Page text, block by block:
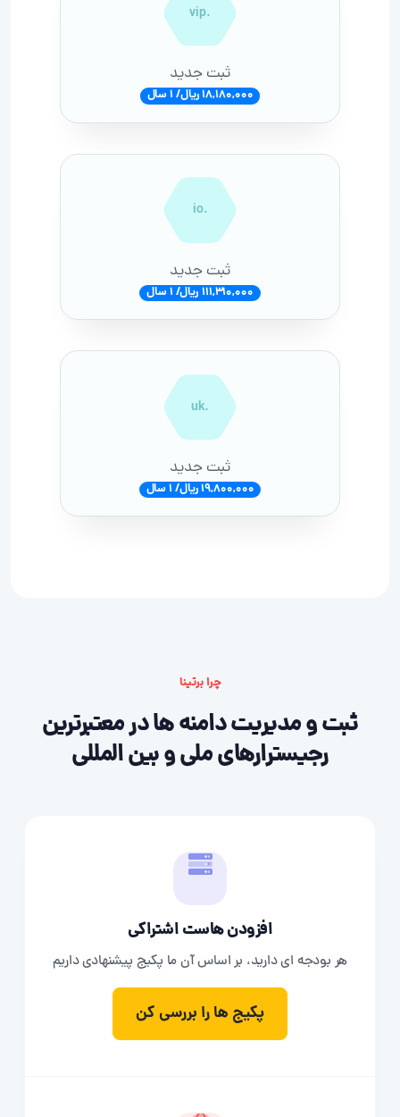
.vip
ثبت جدید
18,180,000 ریال/ 1 سال
.io
ثبت جدید
111,310,000 ریال/ 1 سال
.uk
ثبت جدید
19,800,000 ریال/ 1 سال
چرا برتینا
ثبت و مدیریت دامنه ها در معتبرترین
رجیسترارهای ملی و بین المللی
افزودن هاست اشتراکی
هر بودجه ای دارید، بر اساس آن ما پکیج پیشنهادی داریم
پکیج ها را بررسی کن